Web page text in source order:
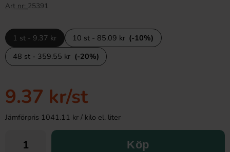
Art nr: 25391
1 st - 9.37 kr 10 st - 85.09 kr (-10%)
48 st - 359.55 kr (-20%)
9.37 kr/st
Jämförpris 1041.11 kr / kilo el. liter
Köp